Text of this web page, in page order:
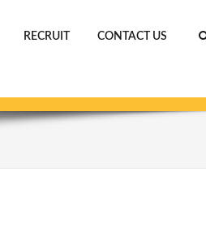
RECRUIT CONTACT US